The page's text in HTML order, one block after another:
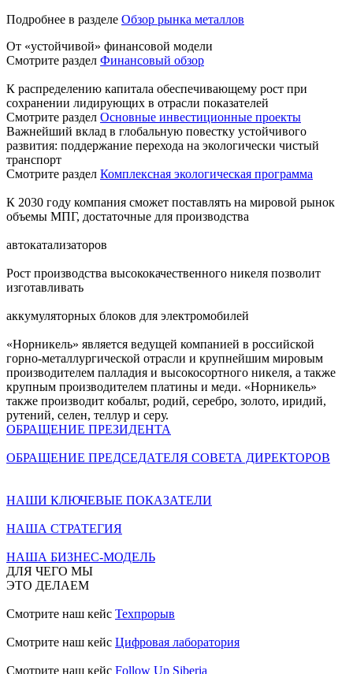
Подробнее в разделе Обзор рынка металлов
От «устойчивой» финансовой модели
Смотрите раздел Финансовый обзор
К распределению капитала обеспечивающему рост при
сохранении лидирующих в отрасли показателей
Смотрите раздел Основные инвестиционные проекты
Важнейший вклад в глобальную повестку устойчивого
развития: поддержание перехода на экологически чистый
транспорт
Смотрите раздел Комплексная экологическая программа
К 2030 году компания сможет поставлять на мировой рынок
объемы МПГ, достаточные для производства
автокатализаторов
Рост производства высококачественного никеля позволит
изготавливать
аккумуляторных блоков для электромобилей
«Норникель» является ведущей компанией в российской
горно-металлургической отрасли и крупнейшим мировым
производителем палладия и высокосортного никеля, а также
крупным производителем платины и меди. «Норникель»
также производит кобальт, родий, серебро, золото, иридий,
рутений, селен, теллур и серу.
ОБРАЩЕНИЕ ПРЕЗИДЕНТА
ОБРАЩЕНИЕ ПРЕДСЕДАТЕЛЯ СОВЕТА ДИРЕКТОРОВ
НАШИ КЛЮЧЕВЫЕ ПОКАЗАТЕЛИ
НАША СТРАТЕГИЯ
НАША БИЗНЕС-МОДЕЛЬ
ДЛЯ ЧЕГО МЫ
ЭТО ДЕЛАЕМ
Смотрите наш кейс Техпрорыв
Смотрите наш кейс Цифровая лаборатория
Смотрите наш кейс Follow Up Siberia